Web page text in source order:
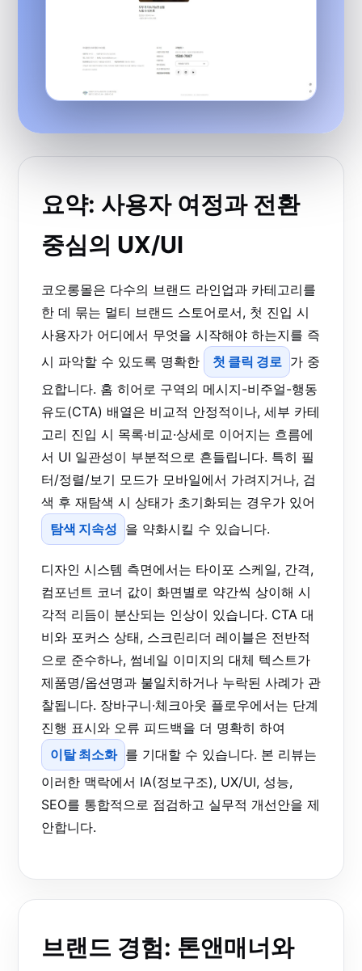
요약: 사용자 여정과 전환
중심의 UX/UI
코오롱몰은 다수의 브랜드 라인업과 카테고리를
한 데 묶는 멀티 브랜드 스토어로서, 첫 진입 시
사용자가 어디에서 무엇을 시작해야 하는지를 즉
시 파악할 수 있도록 명확한
첫 클릭 경로 가 중
요합니다. 홈 히어로 구역의 메시지-비주얼-행동
유도(CTA) 배열은 비교적 안정적이나, 세부 카테
고리 진입 시 목록·비교·상세로 이어지는 흐름에
서 UI 일관성이 부분적으로 흔들립니다. 특히 필
터/정렬/보기 모드가 모바일에서 가려지거나, 검
색 후 재탐색 시 상태가 초기화되는 경우가 있어
탐색 지속성 을 약화시킬 수 있습니다.
디자인 시스템 측면에서는 타이포 스케일, 간격,
컴포넌트 코너 값이 화면별로 약간씩 상이해 시
각적 리듬이 분산되는 인상이 있습니다. CTA 대
비와 포커스 상태, 스크린리더 레이블은 전반적
으로 준수하나, 썸네일 이미지의 대체 텍스트가
제품명/옵션명과 불일치하거나 누락된 사례가 관
찰됩니다. 장바구니·체크아웃 플로우에서는 단계
진행 표시와 오류 피드백을 더 명확히 하여
이탈 최소화 를 기대할 수 있습니다. 본 리뷰는
이러한 맥락에서 IA(정보구조), UX/UI, 성능,
SEO를 통합적으로 점검하고 실무적 개선안을 제
안합니다.
브랜드 경험: 톤앤매너와